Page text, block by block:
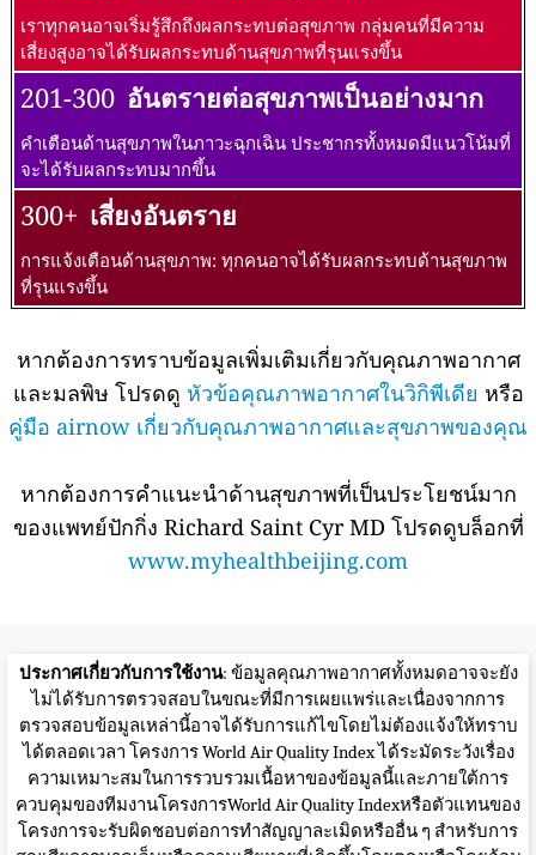
เราทุกคนอาจเริ่มรู้สึกถึงผลกระทบต่อสุขภาพ กลุ่มคนที่มีความ
เสี่ยงสูงอาจได้รับผลกระทบด้านสุขภาพที่รุนแรงขึ้น
201-300 อันตรายต่อสุขภาพเป็นอย่างมาก
คำเตือนด้านสุขภาพในภาวะฉุกเฉิน ประชากรทั้งหมดมีแนวโน้มที่
จะได้รับผลกระทบมากขึ้น
300+ เสี่ยงอันตราย
การแจ้งเตือนด้านสุขภาพ: ทุกคนอาจได้รับผลกระทบด้านสุขภาพ
ที่รุนแรงขึ้น
หากต้องการทราบข้อมูลเพิ่มเติมเกี่ยวกับคุณภาพอากาศ
และมลพิษ โปรดดู หัวข้อคุณภาพอากาศในวิกิพีเดีย หรือ
คู่มือ airnow เกี่ยวกับคุณภาพอากาศและสุขภาพของคุณ
หากต้องการคำแนะนำด้านสุขภาพที่เป็นประโยชน์มาก
ของแพทย์ปักกิ่ง Richard Saint Cyr MD โปรดดูบล็อกที่
www.myhealthbeijing.com
ประกาศเกี่ยวกับการใช้งาน: ข้อมูลคุณภาพอากาศทั้งหมดอาจจะยัง
ไม่ได้รับการตรวจสอบในขณะที่มีการเผยแพร่และเนื่องจากการ
ตรวจสอบข้อมูลเหล่านี้อาจได้รับการแก้ไขโดยไม่ต้องแจ้งให้ทราบ
ได้ตลอดเวลา โครงการ World Air Quality Index ได้ระมัดระวังเรื่อง
ความเหมาะสมในการรวบรวมเนื้อหาของข้อมูลนี้และภายใต้การ
ควบคุมของทีมงานโครงการWorld Air Quality Indexหรือตัวแทนของ
โครงการจะรับผิดชอบต่อการทำสัญญาละเมิดหรืออื่น ๆ สำหรับการ